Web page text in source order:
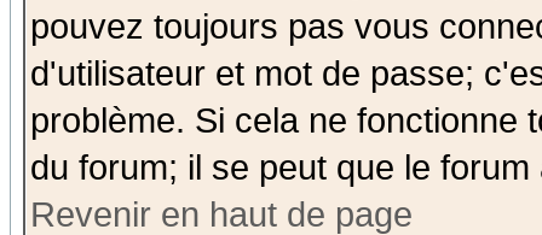
pouvez toujours pas vous
d'utilisateur et mot de passe;
problème. Si cela ne fonctionne
du forum; il se peut que le
Revenir en haut de page